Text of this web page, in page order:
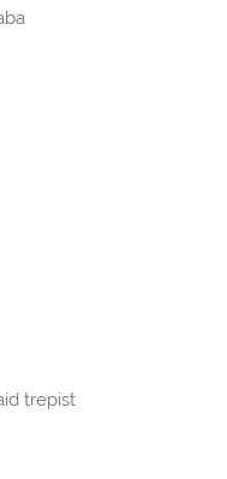
trepist